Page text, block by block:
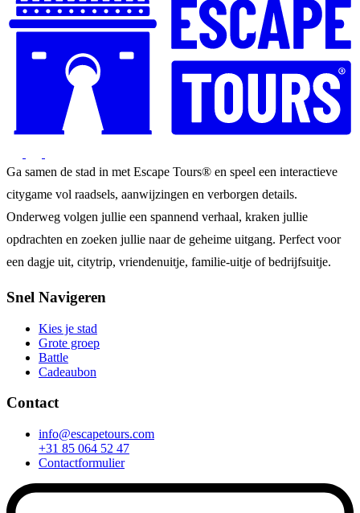
Ga samen de stad in met Escape Tours® en speel een interactieve
citygame vol raadsels, aanwijzingen en verborgen details.
Onderweg volgen jullie een spannend verhaal, kraken jullie
opdrachten en zoeken jullie naar de geheime uitgang. Perfect voor
een dagje uit, citytrip, vriendenuitje, familie-uitje of bedrijfsuitje.
Snel Navigeren
Kies je stad
Grote groep
Battle
Cadeaubon
Contact
info@escapetours.com
+31 85 064 52 47
Contactformulier